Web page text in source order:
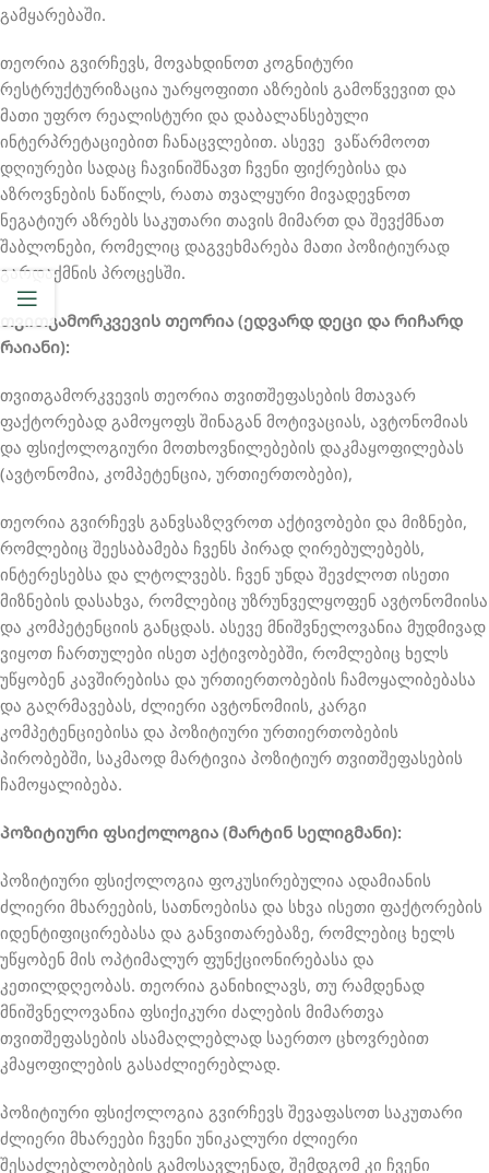
გამყარებაში.
თეორია გვირჩევს, მოვახდინოთ კოგნიტური
რესტრუქტურიზაცია უარყოფითი აზრების გამოწვევით და
მათი უფრო რეალისტური და დაბალანსებული
ინტერპრეტაციებით ჩანაცვლებით. ასევე ვაწარმოოთ
დღიურები სადაც ჩავინიშნავთ ჩვენი ფიქრებისა და
აზროვნების ნაწილს, რათა თვალყური მივადევნოთ
ნეგატიურ აზრებს საკუთარი თავის მიმართ და შევქმნათ
შაბლონები, რომელიც დაგვეხმარება მათი პოზიტიურად
გარდაქმნის პროცესში.
თვითგამორკვევის თეორია (ედვარდ დეცი და რიჩარდ
რაიანი):
თვითგამორკვევის თეორია თვითშეფასების მთავარ
ფაქტორებად გამოყოფს შინაგან მოტივაციას, ავტონომიას
და ფსიქოლოგიური მოთხოვნილებების დაკმაყოფილებას
(ავტონომია, კომპეტენცია, ურთიერთობები),
თეორია გვირჩევს განვსაზღვროთ აქტივობები და მიზნები,
რომლებიც შეესაბამება ჩვენს პირად ღირებულებებს,
ინტერესებსა და ლტოლვებს. ჩვენ უნდა შევძლოთ ისეთი
მიზნების დასახვა, რომლებიც უზრუნველყოფენ ავტონომიისა
და კომპეტენციის განცდას. ასევე მნიშვნელოვანია მუდმივად
ვიყოთ ჩართულები ისეთ აქტივობებში, რომლებიც ხელს
უწყობენ კავშირებისა და ურთიერთობების ჩამოყალიბებასა
და გაღრმავებას, ძლიერი ავტონომიის, კარგი
კომპეტენციებისა და პოზიტიური ურთიერთობების
პირობებში, საკმაოდ მარტივია პოზიტიურ თვითშეფასების
ჩამოყალიბება.
პოზიტიური ფსიქოლოგია (მარტინ სელიგმანი):
პოზიტიური ფსიქოლოგია ფოკუსირებულია ადამიანის
ძლიერი მხარეების, სათნოებისა და სხვა ისეთი ფაქტორების
იდენტიფიცირებასა და განვითარებაზე, რომლებიც ხელს
უწყობენ მის ოპტიმალურ ფუნქციონირებასა და
კეთილდღეობას. თეორია განიხილავს, თუ რამდენად
მნიშვნელოვანია ფსიქიკური ძალების მიმართვა
თვითშეფასების ასამაღლებლად საერთო ცხოვრებით
კმაყოფილების გასაძლიერებლად.
პოზიტიური ფსიქოლოგია გვირჩევს შევაფასოთ საკუთარი
ძლიერი მხარეები ჩვენი უნიკალური ძლიერი
შესაძლებლობების გამოსავლენად, შემდგომ კი ჩვენი